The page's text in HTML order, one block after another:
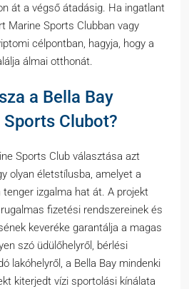
át a végső átadásig. Ha ingatlant
Marine Sports Clubban vagy
célpontban, hagyja, hogy a
álmai otthonát.
a Bella Bay
Clubot?
Sports Club választása azt
olyan életstílusba, amelyet a
tenger izgalma hat át. A projekt
fizetési rendszereinek és
keveréke garantálja a magas
szó üdülőhelyről, bérlési
lakóhelyről, a Bella Bay mindenki
kiterjedt vízi sportolási kínálata